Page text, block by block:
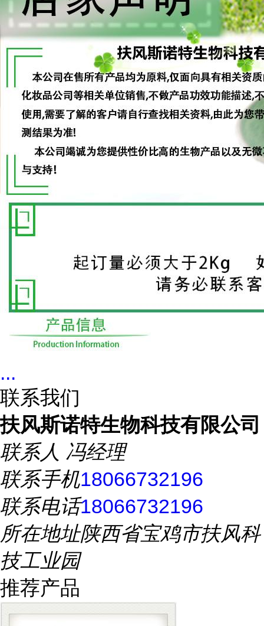
...
联系我们
扶风斯诺特生物科技有限公司
联系人 冯经理
联系手机18066732196
联系电话18066732196
所在地址陕西省宝鸡市扶风科
技工业园
推荐产品